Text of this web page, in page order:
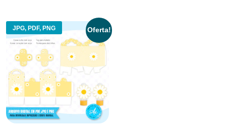
JPG, PDF, PNG Oferta!